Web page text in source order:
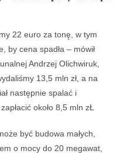
22 euro za tonę, w tym
by cena spadła – mówił
Andrzej Olichwiruk,
13,5 mln zł, a na
następnie spalać i
około 8,5 mln zŁ
być budowa małych,
o mocy do 20 megawat,